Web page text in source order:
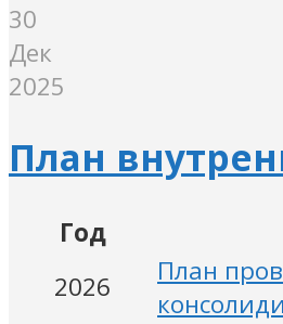
30
Дек
2025
План
Год
2026
План